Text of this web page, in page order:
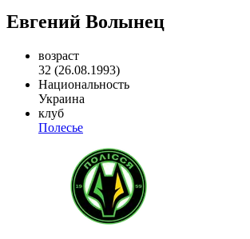
Евгений Волынец
возраст
32 (26.08.1993)
Национальность
Украина
клуб
Полесье